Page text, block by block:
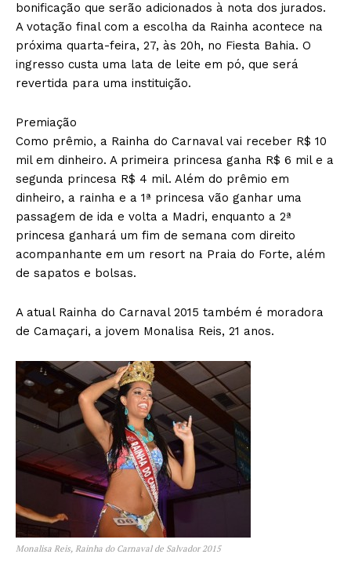
bonificação que serão adicionados à nota dos jurados.
A votação final com a escolha da Rainha acontece na
próxima quarta-feira, 27, às 20h, no Fiesta Bahia. O
ingresso custa uma lata de leite em pó, que será
revertida para uma instituição.
Premiação
Como prêmio, a Rainha do Carnaval vai receber R$ 10
mil em dinheiro. A primeira princesa ganha R$ 6 mil e a
segunda princesa R$ 4 mil. Além do prêmio em
dinheiro, a rainha e a 1ª princesa vão ganhar uma
passagem de ida e volta a Madri, enquanto a 2ª
princesa ganhará um fim de semana com direito
acompanhante em um resort na Praia do Forte, além
de sapatos e bolsas.
A atual Rainha do Carnaval 2015 também é moradora
de Camaçari, a jovem Monalisa Reis, 21 anos.
Monalisa Reis, Rainha do Carnaval de Salvador 2015